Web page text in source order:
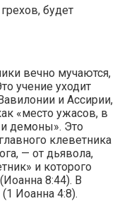
будет
вечно мучаются,
учение уходит
и Ассирии,
«место ужасов, в
демоны». Это
клеветника
— от дьявола,
и которого
8:44). В
Иоанна 4:8).